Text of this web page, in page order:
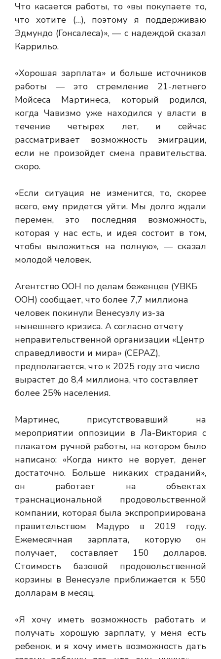
Что касается работы, то «вы покупаете то,
что хотите (…), поэтому я поддерживаю
Эдмундо (Гонсалеса)», — с надеждой сказал
Каррильо.
«Хорошая зарплата» и больше источников
работы — это стремление 21-летнего
Мойсеса Мартинеса, который родился,
когда Чавизмо уже находился у власти в
течение четырех лет, и сейчас
рассматривает возможность эмиграции,
если не произойдет смена правительства.
скоро.
«Если ситуация не изменится, то, скорее
всего, ему придется уйти. Мы долго ждали
перемен, это последняя возможность,
которая у нас есть, и идея состоит в том,
чтобы выложиться на полную», — сказал
молодой человек.
Агентство ООН по делам беженцев (УВКБ
ООН) сообщает, что более 7,7 миллиона
человек покинули Венесуэлу из-за
нынешнего кризиса. А согласно отчету
неправительственной организации «Центр
справедливости и мира» (CEPAZ),
предполагается, что к 2025 году это число
вырастет до 8,4 миллиона, что составляет
более 25% населения.
Мартинес, присутствовавший на
мероприятии оппозиции в Ла-Виктория с
плакатом ручной работы, на котором было
написано: «Когда никто не ворует, денег
достаточно. Больше никаких страданий»,
он работает на объектах
транснациональной продовольственной
компании, которая была экспроприирована
правительством Мадуро в 2019 году.
Ежемесячная зарплата, которую он
получает, составляет 150 долларов.
Стоимость базовой продовольственной
корзины в Венесуэле приближается к 550
долларам в месяц.
«Я хочу иметь возможность работать и
получать хорошую зарплату, у меня есть
ребенок, и я хочу иметь возможность дать